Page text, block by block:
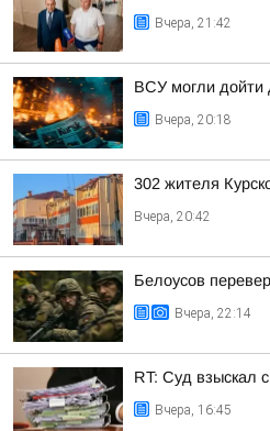
Вчера, 21:42
ВСУ могли дойти
Вчера, 20:18
302 жителя
Вчера, 20:42
Белоусов
Вчера, 22:14
RT: Суд взыскал
Вчера, 16:45